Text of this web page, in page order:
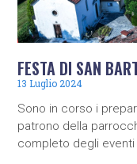
FESTA DI SAN
13 Luglio 2024
Sono in corso i
patrono della
completo degli eventi